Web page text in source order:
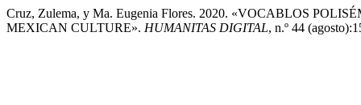
Cruz, Zulema, y Ma. Eugenia Flores. 2020. «VOCABLOS
MEXICAN CULTURE». HUMANITAS DIGITAL, n.º 44